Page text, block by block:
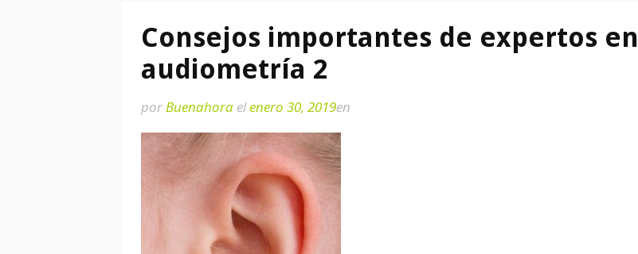
Consejos importantes de expertos en
audiometría 2
porBuenahora elenero 30, 2019en